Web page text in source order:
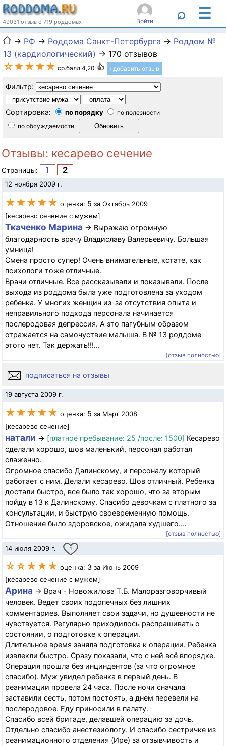
49031 отзыв о 719 роддомах Войти ⌕ ☰
→ РФ → Роддома Санкт-Петербурга → Роддом №
13 (кардиологический) → 170 отзывов
☆★★★★ ср.балл 4,20 +добавить отзыв
Фильтр:
Сортировка: по порядку
по полезности
по обсуждаемости
Отзывы: кесарево сечение
Страницы: 1 2
12 ноября 2009 г.
★★★★★ оценка: 5 за Октябрь 2009
[кесарево сечение с мужем]
Ткаченко Марина → Выражаю огромную
благодарность врачу Владиславу Валерьевичу. Большая
умница!
Смена просто супер! Очень внимательные, кстате, как
психологи тоже отличные.
Врачи отличные. Все рассказывали и показывали. После
выхода из роддома была уже подготовлена за уходом
ребенка. У многих женщин из-за отсутствия опыта и
неправильного подхода персонала начинается
послеродовая депрессия. А это пагубным образом
отражается на самочуствие малыша. В № 13 роддоме
этого нет. Так держать!!!...
[отзыв полностью]
подписаться на отзывы
19 августа 2009 г.
★★★★★ оценка: 5 за Март 2008
[кесарево сечение]
натали → [платное пребывание: 25 /после: 1500] Кесарево
сделали хорошо, шов маленький, персонал работал
слаженно.
Огромное спасибо Далинскому, и персоналу который
работает с ним. Делали кесарево. Шов отличный. Ребенка
достали быстро, все было так хорошо, что за вторым
пойду в 13 к Далинскому. Спасибо девочкам с платного за
консультации, и быструю своевременную помощь.
Отношение было здоровское, ожидала худшего....
[отзыв полностью]
14 июля 2009 г. 1
☆☆★★★ оценка: 3 за Июнь 2009
[кесарево сечение с мужем]
Арина → Врач - Новожилова Т.Б. Малоразговорчивый
человек. Ведет своих подопечных без лишних
комментариев. Выполняет свои задачи, но душевности не
чувствуется. Регулярно приходилось распрашивать о
состоянии, о подготовке к операции.
Длительное время заняла подготовка к операции. Ребенка
извлекли быстро. Сразу показали, что с ней всё впорядке.
Операция прошла без инциндентов (за что огромное
спасибо). Муж увидел ребенка в первый день. В
реанимации провела 24 часа. После ночи сначала
заставили сесть, потом постоять, а днем перевели на
послеродовое. Еду приносили в палату.
Спасибо всей бригаде, делавшей операцию за дочь.
Отдельно спасибо анестезиологу. И спасибо сестричке из
реанимационного отделения (Ире) за отзывчивость и